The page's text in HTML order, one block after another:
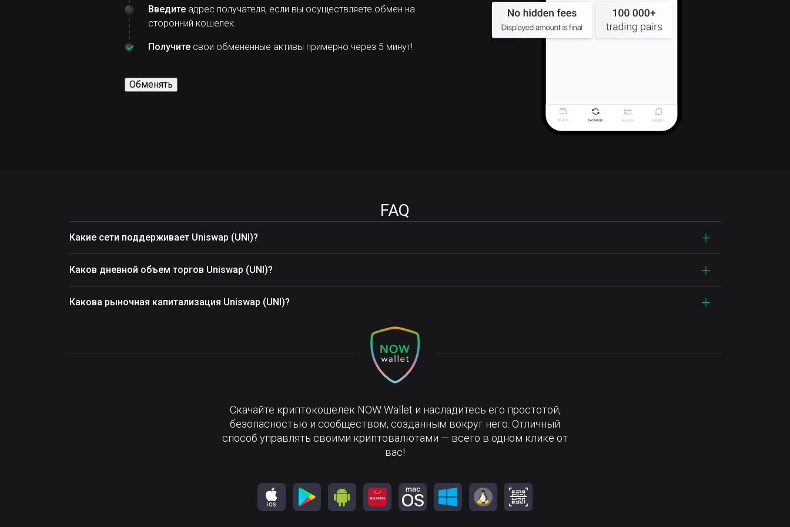
Введите адрес получателя, если вы осуществляете обмен на
сторонний кошелек.
Получите свои обмененные активы примерно через 5 минут!
Обменять
FAQ
Какие сети поддерживает Uniswap (UNI)?
Каков дневной объем торгов Uniswap (UNI)?
Какова рыночная капитализация Uniswap (UNI)?
Скачайте криптокошелёк NOW Wallet и насладитесь его простотой,
безопасностью и сообществом, созданным вокруг него. Отличный
способ управлять своими криптовалютами — всего в одном клике от
вас!